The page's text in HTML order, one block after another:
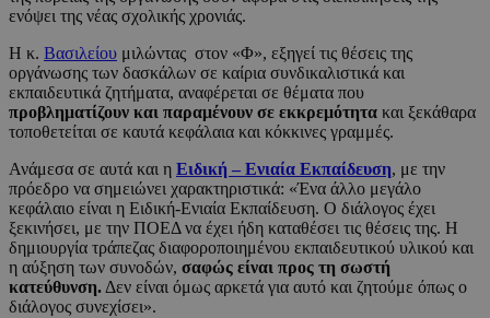
ενόψει της νέας σχολικής χρονιάς.
Η κ. Βασιλείου μιλώντας στον «Φ», εξηγεί τις θέσεις της
οργάνωσης των δασκάλων σε καίρια συνδικαλιστικά και
εκπαιδευτικά ζητήματα, αναφέρεται σε θέματα που
προβληματίζουν και παραμένουν σε εκκρεμότητα και ξεκάθαρα
τοποθετείται σε καυτά κεφάλαια και κόκκινες γραμμές.
Ανάμεσα σε αυτά και η Ειδική – Ενιαία Εκπαίδευση, με την
πρόεδρο να σημειώνει χαρακτηριστικά: «Ένα άλλο μεγάλο
κεφάλαιο είναι η Ειδική-Ενιαία Εκπαίδευση. Ο διάλογος έχει
ξεκινήσει, με την ΠΟΕΔ να έχει ήδη καταθέσει τις θέσεις της. Η
δημιουργία τράπεζας διαφοροποιημένου εκπαιδευτικού υλικού και
η αύξηση των συνοδών, σαφώς είναι προς τη σωστή
κατεύθυνση. Δεν είναι όμως αρκετά για αυτό και ζητούμε όπως ο
διάλογος συνεχίσει».